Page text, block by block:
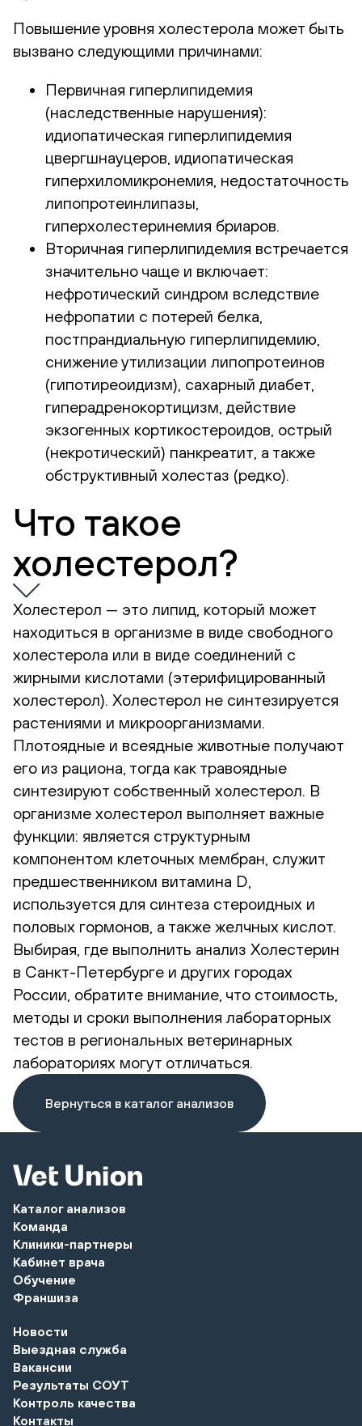
Повышение уровня холестерола может быть
вызвано следующими причинами:
Первичная гиперлипидемия
(наследственные нарушения):
идиопатическая гиперлипидемия
цвергшнауцеров, идиопатическая
гиперхиломикронемия, недостаточность
липопротеинлипазы,
гиперхолестеринемия бриаров.
Вторичная гиперлипидемия встречается
значительно чаще и включает:
нефротический синдром вследствие
нефропатии с потерей белка,
постпрандиальную гиперлипидемию,
снижение утилизации липопротеинов
(гипотиреоидизм), сахарный диабет,
гиперадренокортицизм, действие
экзогенных кортикостероидов, острый
(некротический) панкреатит, а также
обструктивный холестаз (редко).
Что такое
холестерол?
Холестерол — это липид, который может
находиться в организме в виде свободного
холестерола или в виде соединений с
жирными кислотами (этерифицированный
холестерол). Холестерол не синтезируется
растениями и микроорганизмами.
Плотоядные и всеядные животные получают
его из рациона, тогда как травоядные
синтезируют собственный холестерол. В
организме холестерол выполняет важные
функции: является структурным
компонентом клеточных мембран, служит
предшественником витамина D,
используется для синтеза стероидных и
половых гормонов, а также желчных кислот.
Выбирая, где выполнить анализ Холестерин
в Санкт-Петербурге и других городах
России, обратите внимание, что стоимость,
методы и сроки выполнения лабораторных
тестов в региональных ветеринарных
лабораториях могут отличаться.
Вернуться в каталог анализов
Каталог анализов
Команда
Клиники-партнеры
Кабинет врача
Обучение
Франшиза
Новости
Выездная служба
Вакансии
Результаты СОУТ
Контроль качества
Контакты